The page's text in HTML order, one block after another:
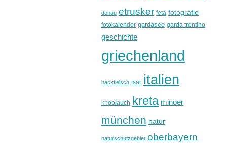
donau etrusker feta fotografie
fotokalender gardasee garda trentino
geschichte
griechenland
hackfleisch isar italien
knoblauch kreta minoer
münchen natur
naturschutzgebiet oberbayern